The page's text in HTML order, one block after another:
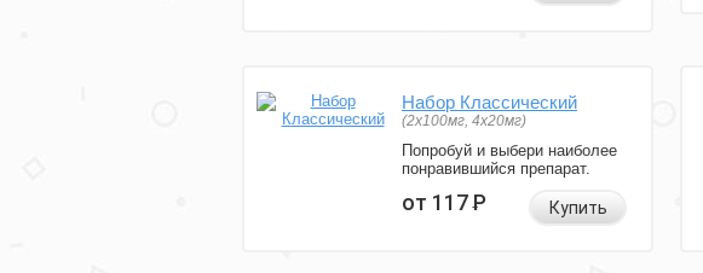
Набор Классический
(2x100мг, 4x20мг)
Попробуй и выбери наиболее
понравившийся препарат.
от 117Р Купить